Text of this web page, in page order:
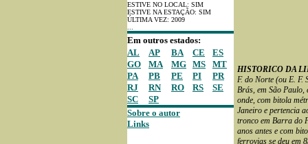
ESTIVE NO LOCAL: SIM
ESTIVE NA ESTAÇÃO: SIM
ÚLTIMA VEZ: 2009
Em outros estados:
AL
AP BA CE
ES
GO
MA MG MS
MT
PA
PB PE PI
PR
RJ
RN RO RS
SE
SC
SP
Sobre o autor
Links
HISTORICO DA
F. do Norte (ou E. F.
Brás, em São Paulo,
onde, com bitola
Janeiro e pertencia
tronco em Barra do
anos antes e com
ferrovias se deu em